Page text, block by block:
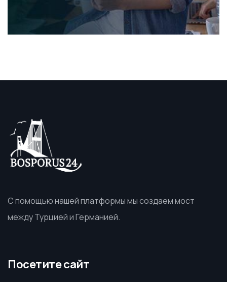
С помощью нашей платформы мы создаем мост
между Турцией и Германией.
Посетите сайт